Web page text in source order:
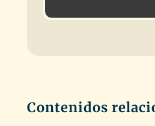
Contenidos